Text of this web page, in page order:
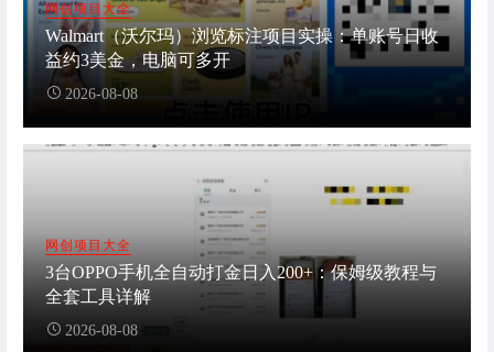
网创项目大全
Walmart（沃尔玛）浏览标注项目实操：单账号日收
益约3美金，电脑可多开
2026-08-08
网创项目大全
3台OPPO手机全自动打金日入200+：保姆级教程与
全套工具详解
2026-08-08